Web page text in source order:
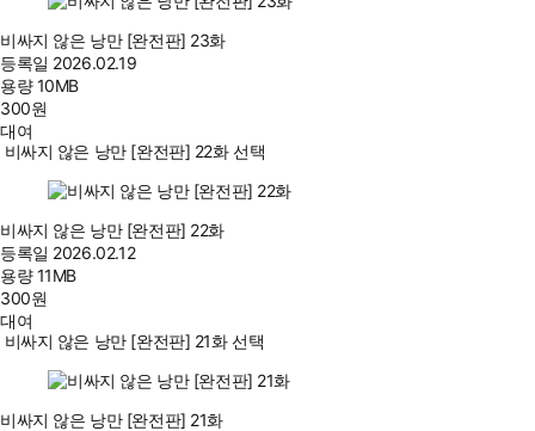
비싸지 않은 낭만 [완전판] 23화
등록일 2026.02.19
용량10MB
300원
대여
비싸지 않은 낭만 [완전판] 22화 선택
비싸지 않은 낭만 [완전판] 22화
등록일 2026.02.12
용량11MB
300원
대여
비싸지 않은 낭만 [완전판] 21화 선택
비싸지 않은 낭만 [완전판] 21화